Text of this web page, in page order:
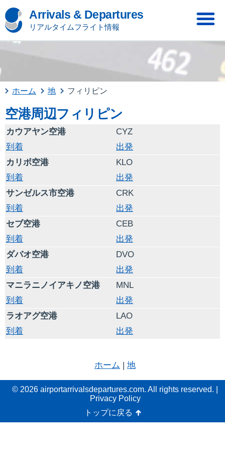
Arrivals & Departures
リアルタイムフライト情報
ホーム 地 フィリピン
空港周辺フィリピン
カウアヤン空港
CYZ
到着
出発
カリボ空港
KLO
到着
出発
サンゼルス市空港
CRK
到着
出発
セブ空港
CEB
到着
出発
ダバオ空港
DVO
到着
出発
マニラニノイアキノ空港
MNL
到着
出発
ラオアグ空港
LAO
到着
出発
ホーム | 地
© 2026 airportarrivalsdepartures.com. All rights reserved. |
Privacy Policy
トップに戻る